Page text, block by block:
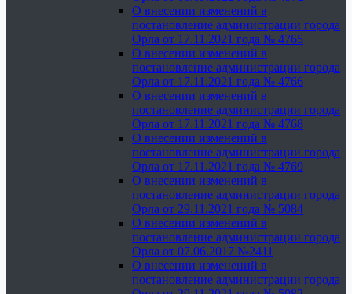
О внесении изменений в
постановление администрации города
Орла от 17.11.2021 года № 4765
О внесении изменений в
постановление администрации города
Орла от 17.11.2021 года № 4766
О внесении изменений в
постановление администрации города
Орла от 17.11.2021 года № 4768
О внесении изменений в
постановление администрации города
Орла от 17.11.2021 года № 4769
О внесении изменений в
постановление администрации города
Орла от 29.11.2021 года № 5084
О внесении изменений в
постановление администрации города
Орла от 07.06.2017 №2411
О внесении изменений в
постановление администрации города